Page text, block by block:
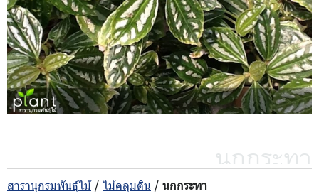
นกกระทา
สารานุกรมพันธุ์ไม้/ ไม้คลุมดิน / นกกระทา